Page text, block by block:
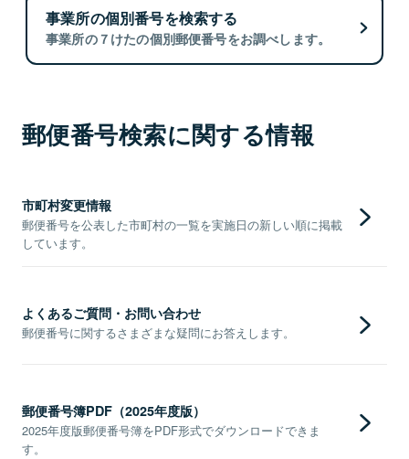
事業所の個別番号を検索する
事業所の７けたの個別郵便番号をお調べします。
郵便番号検索に関する情報
市町村変更情報
郵便番号を公表した市町村の一覧を実施日の新しい順に掲載
しています。
よくあるご質問・お問い合わせ
郵便番号に関するさまざまな疑問にお答えします。
郵便番号簿PDF（2025年度版）
2025年度版郵便番号簿をPDF形式でダウンロードできま
す。